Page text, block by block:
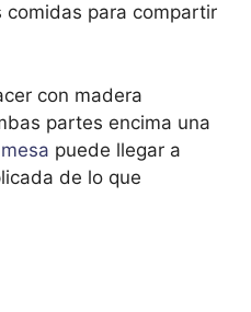
comidas para compartir
con madera
partes encima una
puede llegar a
de lo que